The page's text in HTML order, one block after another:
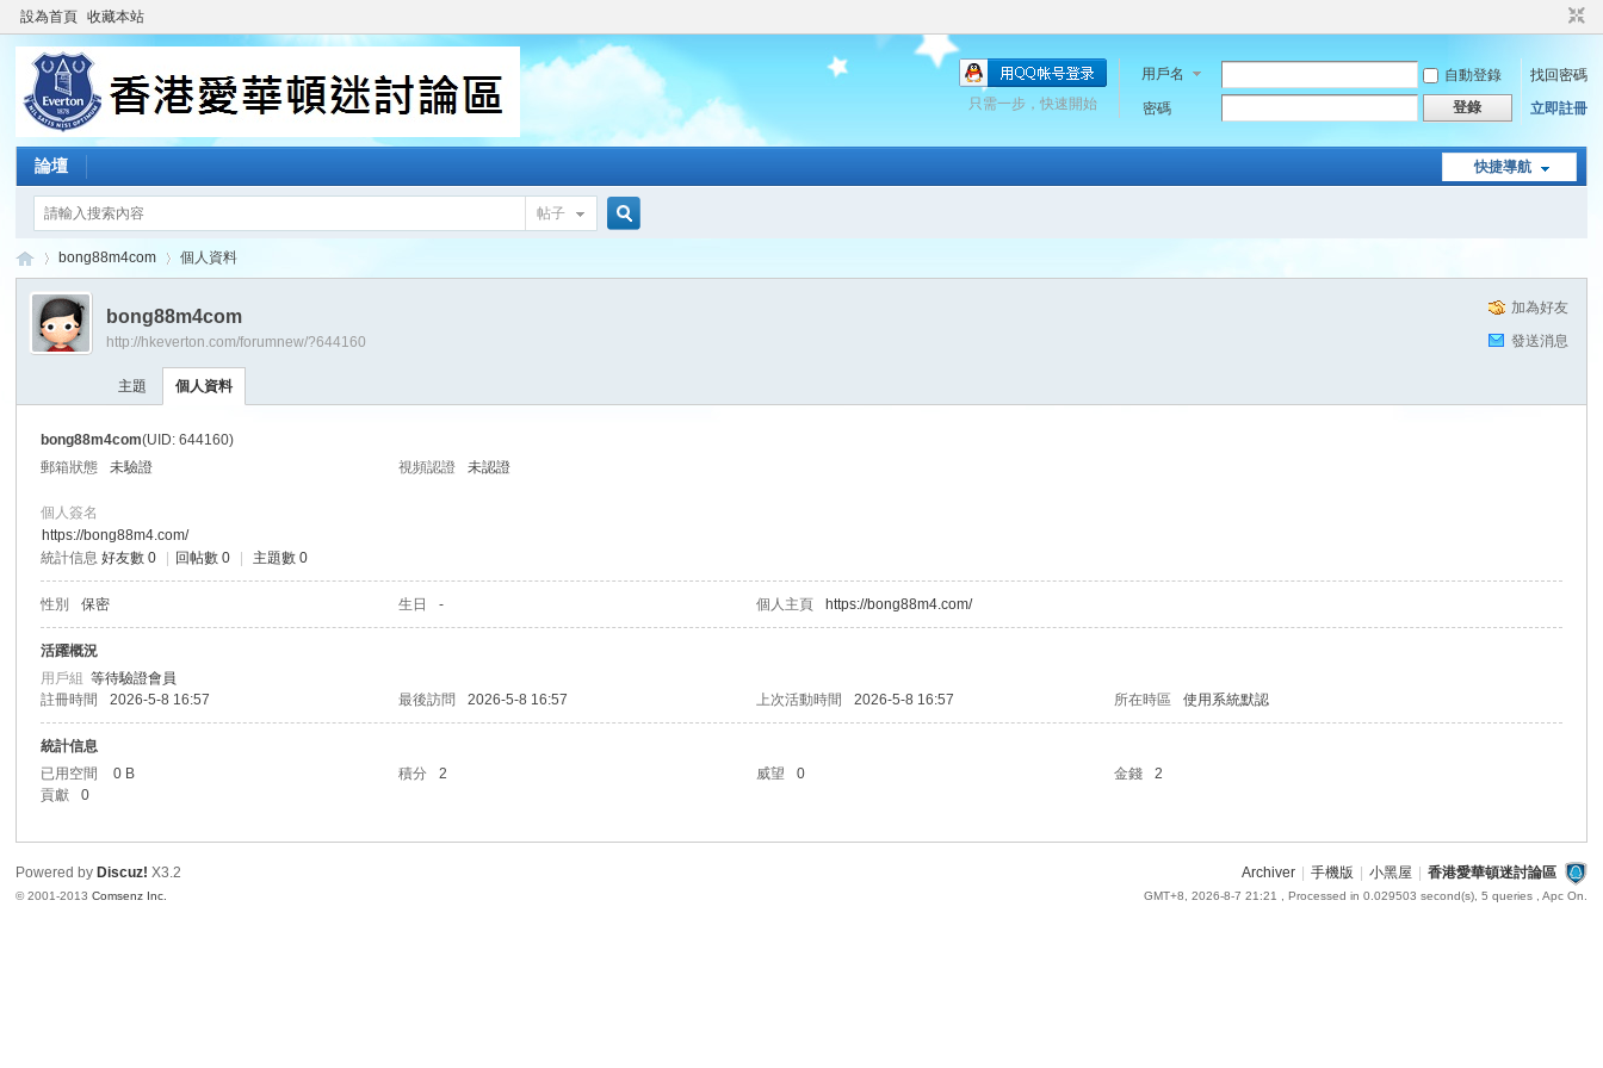
設為首頁 收藏本站
用戶名 自動登錄
找回密碼
密碼
登錄 立即註冊
只需一步，快速開始
快捷導航
論壇
帖子
›
bong88m4com 個人資料
加為好友
發送消息
bong88m4com
http://hkeverton.com/forumnew/?644160
主題 個人資料
bong88m4com(UID: 644160)
郵箱狀態
未驗證 視頻認證 未認證
個人簽名
https://bong88m4.com/
統計信息 好友數 0 回帖數 0 主題數 0
性別 保密 生日 - 個人主頁 https://bong88m4.com/
活躍概況
用戶組等待驗證會員
註冊時間
2026-5-8 16:57 最後訪問 2026-5-8 16:57 上次活動時間 2026-5-8 16:57 所在時區 使用系統默認
統計信息
已用空間
0 B 積分 2 威望 0 金錢
2
貢獻
0
Archiver 手機版 小黑屋 香港愛華頓迷討論區
GMT+8, 2026-8-7 21:21 , Processed in 0.029503 second(s), 5 queries , Apc On.
Powered by Discuz! X3.2
© 2001-2013Comsenz Inc.